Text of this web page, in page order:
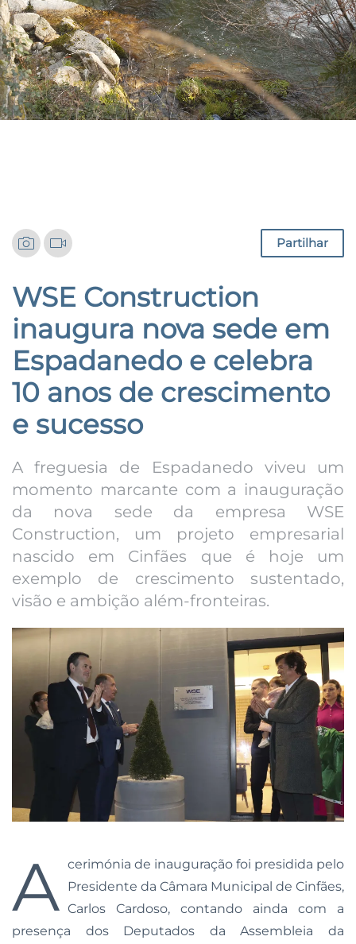
Partilhar
WSE Construction
inaugura nova sede em
Espadanedo e celebra
10 anos de crescimento
e sucesso
A freguesia de Espadanedo viveu um
momento marcante com a inauguração
da nova sede da empresa WSE
Construction, um projeto empresarial
nascido em Cinfães que é hoje um
exemplo de crescimento sustentado,
visão e ambição além-fronteiras.
A cerimónia de inauguração foi presidida pelo
Presidente da Câmara Municipal de Cinfães,
Carlos Cardoso, contando ainda com a
presença dos Deputados da Assembleia da